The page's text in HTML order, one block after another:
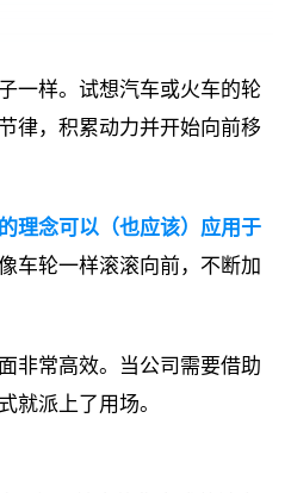
一样。试想汽车或火车的轮
律，积累动力并开始向前移
理念可以（也应该）应用于
车轮一样滚滚向前，不断加
非常高效。当公司需要借助
就派上了用场。